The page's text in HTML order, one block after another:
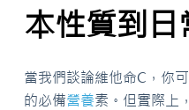
本性質到日
當我們談論維他命C，你
的必備營養素。但實際上